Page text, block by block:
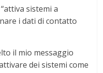
sistemi a
i dati di contatto
il mio messaggio
dei sistemi come